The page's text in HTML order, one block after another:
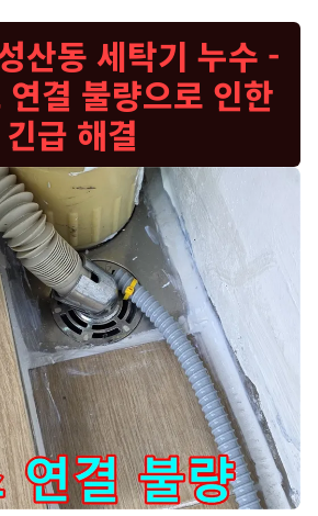
산동 세탁기 누수 -
결 불량으로 인한
긴급 해결